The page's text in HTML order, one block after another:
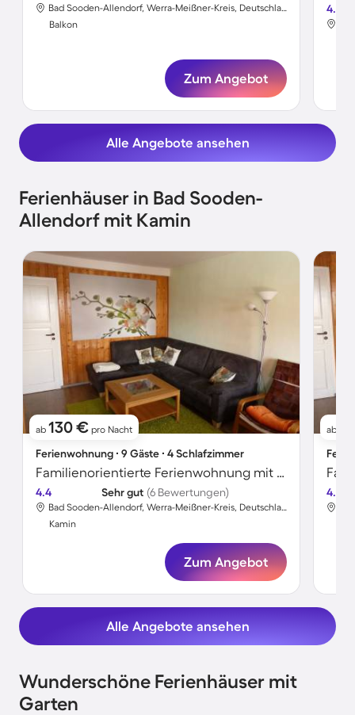
Bad Sooden-Allendorf, Werra-Meißner-Kreis, Deutschland
Balkon
Zum Angebot
4.8
Alle Angebote ansehen
Ferienhäuser in Bad Sooden-
Allendorf mit Kamin
ab 130 € pro Nacht
Ferienwohnung ∙ 9 Gäste ∙ 4 Schlafzimmer
Familienorientierte Ferienwohnung mit Garten, Terrasse und Grill
4.4 Sehr gut (6 Bewertungen)
Bad Sooden-Allendorf, Werra-Meißner-Kreis, Deutschland
Kamin
Zum Angebot
ab
4.4
Alle Angebote ansehen
Wunderschöne Ferienhäuser mit
Garten